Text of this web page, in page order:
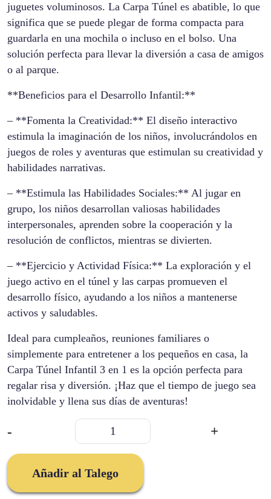
juguetes voluminosos. La Carpa Túnel es abatible, lo que
significa que se puede plegar de forma compacta para
guardarla en una mochila o incluso en el bolso. Una
solución perfecta para llevar la diversión a casa de amigos
o al parque.
**Beneficios para el Desarrollo Infantil:**
– **Fomenta la Creatividad:** El diseño interactivo
estimula la imaginación de los niños, involucrándolos en
juegos de roles y aventuras que estimulan su creatividad y
habilidades narrativas.
– **Estimula las Habilidades Sociales:** Al jugar en
grupo, los niños desarrollan valiosas habilidades
interpersonales, aprenden sobre la cooperación y la
resolución de conflictos, mientras se divierten.
– **Ejercicio y Actividad Física:** La exploración y el
juego activo en el túnel y las carpas promueven el
desarrollo físico, ayudando a los niños a mantenerse
activos y saludables.
Ideal para cumpleaños, reuniones familiares o
simplemente para entretener a los pequeños en casa, la
Carpa Túnel Infantil 3 en 1 es la opción perfecta para
regalar risa y diversión. ¡Haz que el tiempo de juego sea
inolvidable y llena sus días de aventuras!
-
Carpa
Tunel
+
Añadir al Talego